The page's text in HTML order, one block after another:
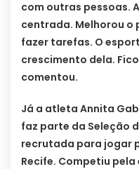
com outras pessoas.
centrada. Melhorou o
fazer tarefas. O
crescimento dela.
comentou.
Já a atleta Annita
faz parte da Seleção
recrutada para jogar
Recife. Competiu pela